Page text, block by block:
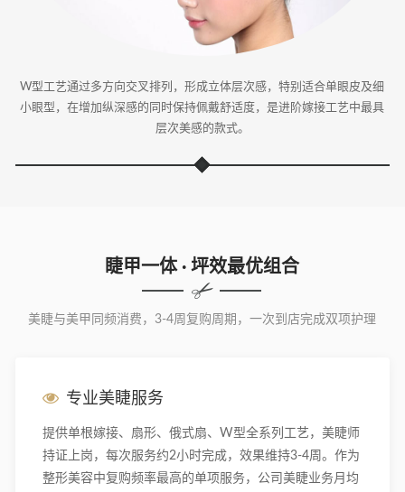
W型工艺通过多方向交叉排列，形成立体层次感，特别适合单眼皮及细
小眼型，在增加纵深感的同时保持佩戴舒适度，是进阶嫁接工艺中最具
层次美感的款式。
睫甲一体 · 坪效最优组合
美睫与美甲同频消费，3-4周复购周期，一次到店完成双项护理
专业美睫服务
提供单根嫁接、扇形、俄式扇、W型全系列工艺，美睫师
持证上岗，每次服务约2小时完成，效果维持3-4周。作为
整形美容中复购频率最高的单项服务，公司美睫业务月均